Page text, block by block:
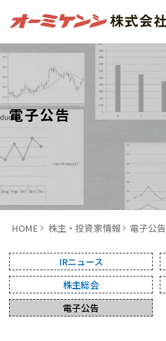
電子公告
HOME 株主・投資家情報 電子公告
IRニュース
株主総会
電子公告